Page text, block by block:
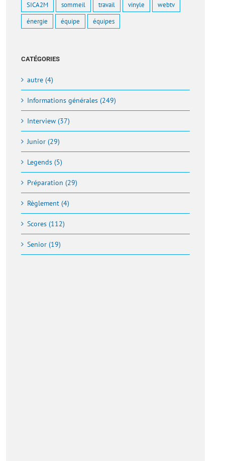
SICA2M sommeil travail vinyle webtv
énergie équipe équipes
CATÉGORIES
autre (4)
Informations générales (249)
Interview (37)
Junior (29)
Legends (5)
Préparation (29)
Règlement (4)
Scores (112)
Senior (19)